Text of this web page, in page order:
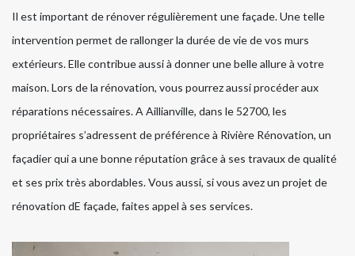
Il est important de rénover régulièrement une façade. Une telle
intervention permet de rallonger la durée de vie de vos murs
extérieurs. Elle contribue aussi à donner une belle allure à votre
maison. Lors de la rénovation, vous pourrez aussi procéder aux
réparations nécessaires. A Aillianville, dans le 52700, les
propriétaires s’adressent de préférence à Rivière Rénovation, un
façadier qui a une bonne réputation grâce à ses travaux de qualité
et ses prix très abordables. Vous aussi, si vous avez un projet de
rénovation dE façade, faites appel à ses services.